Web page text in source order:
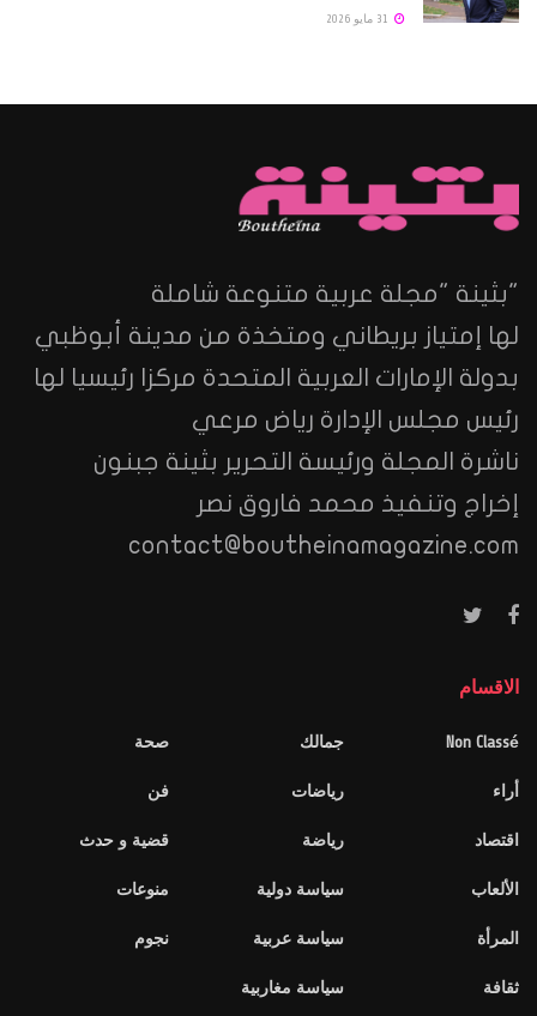
"بثينة "مجلة عربية متنوعة شاملة
لها إمتياز بريطاني ومتخذة من مدينة أبوظبي
بدولة الإمارات العربية المتحدة مركزا رئيسيا لها
رئيس مجلس الإدارة رياض مرعي
ناشرة المجلة ورئيسة التحرير بثينة جبنون
إخراج وتنفيذ محمد فاروق نصر
contact@boutheinamagazine.com
الاقسام
Non Classé
أراء
اقتصاد
الألعاب
المرأة
ثقافة
جمالك
رياضات
رياضة
سياسة دولية
سياسة عربية
سياسة مغاربية
صحة
فن
قضية و حدث
منوعات
نجوم